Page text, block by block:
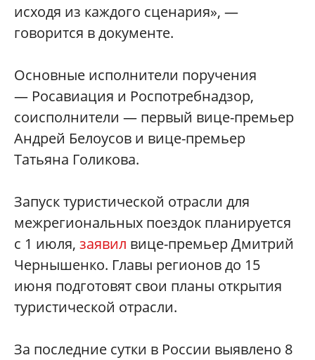
исходя из каждого сценария», —
говорится в документе.
Основные исполнители поручения
— Росавиация и Роспотребнадзор,
соисполнители — первый вице-премьер
Андрей Белоусов и вице-премьер
Татьяна Голикова.
Запуск туристической отрасли для
межрегиональных поездок планируется
с 1 июля, заявил вице-премьер Дмитрий
Чернышенко. Главы регионов до 15
июня подготовят свои планы открытия
туристической отрасли.
За последние сутки в России выявлено 8